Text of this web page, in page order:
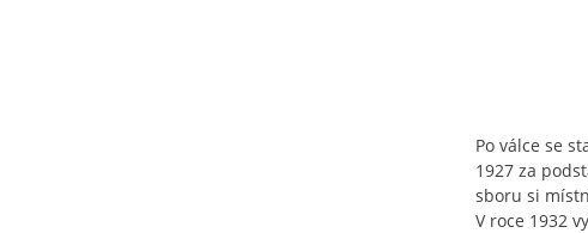
Po válce se
1927 za
sboru si
V roce 1932